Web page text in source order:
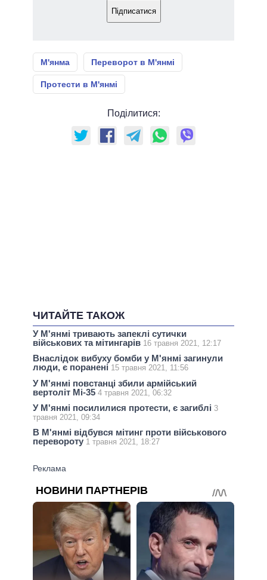
Підписатися
М'янма Переворот в М'янмі
Протести в М'янмі
Поділитися:
ЧИТАЙТЕ ТАКОЖ
У М'янмі тривають запеклі сутички
військових та мітингарів 16 травня 2021, 12:17
Внаслідок вибуху бомби у М'янмі загинули
люди, є поранені 15 травня 2021, 11:56
У М'янмі повстанці збили армійський
вертоліт Мі-35 4 травня 2021, 06:32
У М'янмі посилилися протести, є загиблі 3
травня 2021, 09:34
В М'янмі відбувся мітинг проти військового
перевороту 1 травня 2021, 18:27